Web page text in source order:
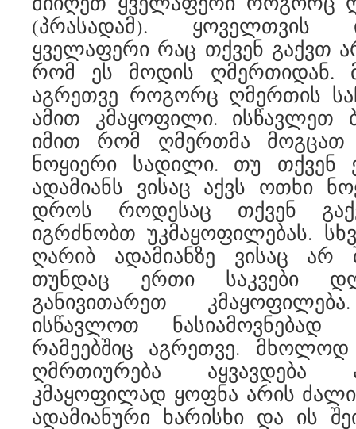
(პრასადამ). ყოველთვის
ყველაფერი რაც თქვენ გაქვთ
რომ ეს მოდის ღმერთიდან.
აგრეთვე როგორც ღმერთის
ამით კმაყოფილი. ისწავლეთ
იმით რომ ღმერთმა მოგცათ
ნოყიერი სადილი. თუ თქვენ
ადამიანს ვისაც აქვს ოთხი
დროს როდესაც თქვენ
იგრძნობთ უკმაყოფილებას.
ღარიბ ადამიანზე ვისაც არ
თუნდაც ერთი საკვები
განივითარეთ
ისწავლოთ
რამეებშიც აგრეთვე.
ღმრთიურება აყვავდება
კმაყოფილად ყოფნა არის
ადამიანური ხარისხი და ის